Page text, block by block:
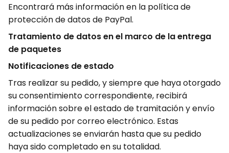
Encontrará más información en la política de
protección de datos de PayPal.
Tratamiento de datos en el marco de la entrega
de paquetes
Notificaciones de estado
Tras realizar su pedido, y siempre que haya otorgado
su consentimiento correspondiente, recibirá
información sobre el estado de tramitación y envío
de su pedido por correo electrónico. Estas
actualizaciones se enviarán hasta que su pedido
haya sido completado en su totalidad.